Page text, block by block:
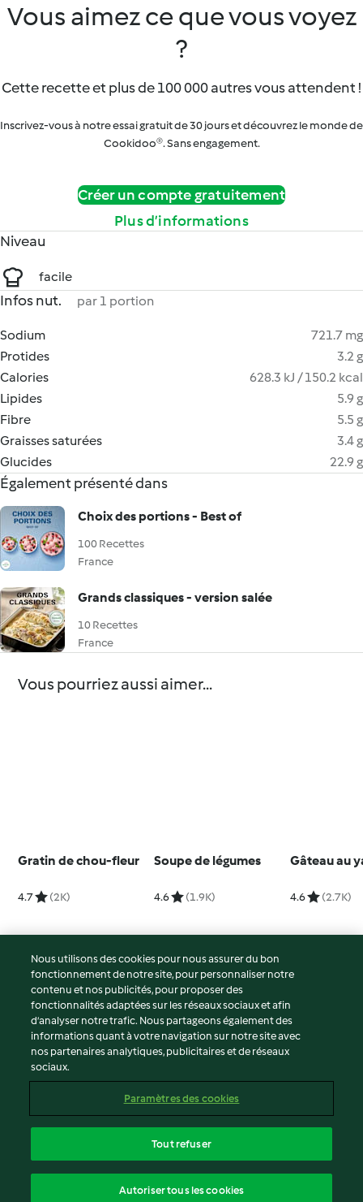
Vous aimez ce que vous voyez
?
Cette recette et plus de 100 000 autres vous attendent !
Inscrivez-vous à notre essai gratuit de 30 jours et découvrez le monde de
Cookidoo®. Sans engagement.
Créer un compte gratuitement
Plus d’informations
Niveau
facile
Infos nut. par 1 portion
Sodium
721.7 mg
Protides
3.2 g
Calories
628.3 kJ / 150.2 kcal
Lipides
5.9 g
Fibre
5.5 g
Graisses saturées
3.4 g
Glucides
22.9 g
Également présenté dans
Choix des portions - Best of
100 Recettes
France
Grands classiques - version salée
10 Recettes
France
Vous pourriez aussi aimer...
Gratin de chou-fleur
4.7 (2K)
Soupe de légumes
4.6 (1.9K)
Gâteau au
4.6 (2.7K)
© Copyright 2026
Conditions d'utilisation
Politique de confidentialité
Non-responsabilité
Mentions légales
Contenu du rapport
Déclaration d'accessibilité
Nous utilisons des cookies pour nous assurer du bon
fonctionnement de notre site, pour personnaliser notre
contenu et nos publicités, pour proposer des
fonctionnalités adaptées sur les réseaux sociaux et afin
d’analyser notre trafic. Nous partageons également des
informations quant à votre navigation sur notre site avec
nos partenaires analytiques, publicitaires et de réseaux
sociaux.
Paramètres des cookies
Tout refuser
Autoriser tous les cookies